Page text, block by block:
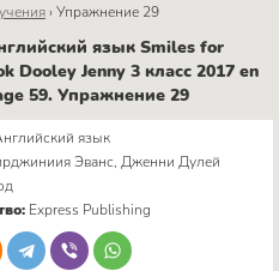
›Упражнение 29
язык Smiles for
Dooley Jenny 3 класс 2017 en
59. Упражнение 29
язык
Эванс, Дженни Дулей
Express Publishing